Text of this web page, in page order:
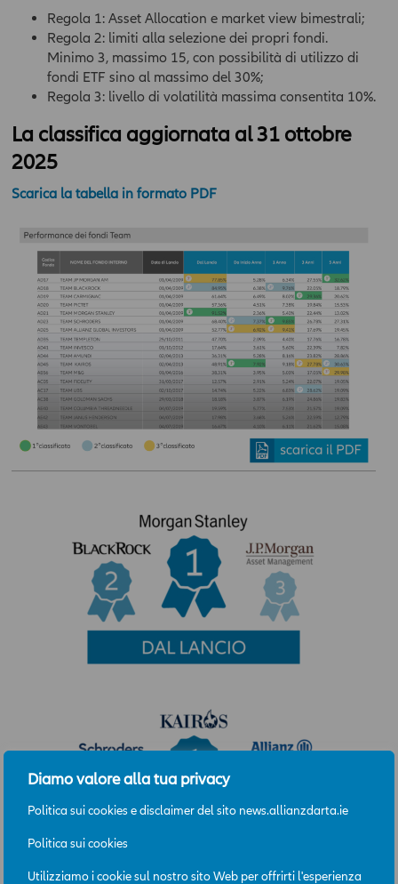
Diamo valore alla tua privacy
Politica sui cookies e disclaimer del sito news.allianzdarta.ie
Politica sui cookies
Utilizziamo i cookie sul nostro sito Web per offrirti l'esperienza
Regola 1: Asset Allocation e market view bimestrali;
Regola 2: limiti alla selezione dei propri fondi.
Minimo 3, massimo 15, con possibilità di utilizzo di
fondi ETF sino al massimo del 30%;
Regola 3: livello di volatilità massima consentita 10%.
La classifica aggiornata al 31 ottobre
2025
Scarica la tabella in formato PDF